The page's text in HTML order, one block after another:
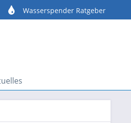
Wasserspender Ratgeber